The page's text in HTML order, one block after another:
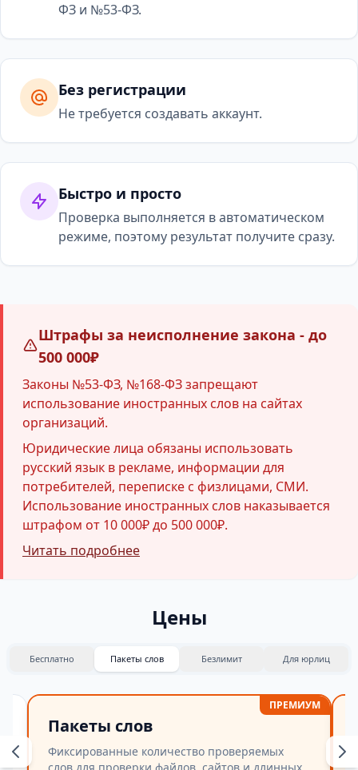
ФЗ и №53-ФЗ.
Без регистрации
Не требуется создавать аккаунт.
Быстро и просто
Проверка выполняется в автоматическом
режиме, поэтому результат получите сразу.
Штрафы за неисполнение закона - до
500 000₽
Законы №53-ФЗ, №168-ФЗ запрещают
использование иностранных слов на сайтах
организаций.
Юридические лица обязаны использовать
русский язык в рекламе, информации для
потребителей, переписке с физлицами, СМИ.
Использование иностранных слов наказывается
штрафом от 10 000₽ до 500 000₽.
Читать подробнее
Цены
Бесплатно Пакеты слов Безлимит Для юрлиц
ПРЕМИУМ
Пакеты слов
Фиксированные количество проверяемых